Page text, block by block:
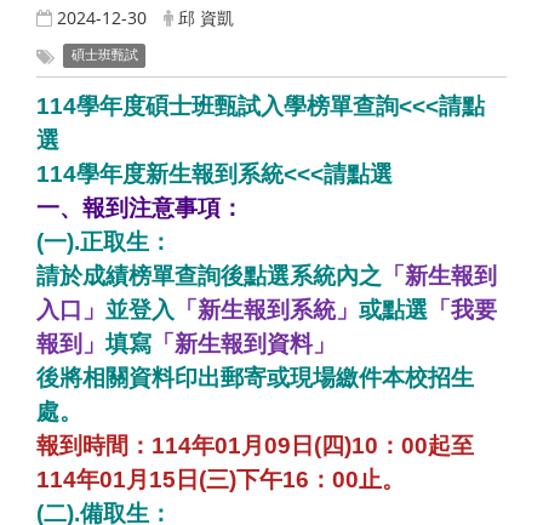
2024-12-30 邱 資凱
碩士班甄試
114學年度碩士班甄試入學榜單查詢<<<請點
選
114學年度新生報到系統<<<請點選
一、報到注意事項：
(一).正取生：
請於成績榜單查詢後點選系統內之 「新生報到
入口」 並登入 「新生報到系統」 或點選 「我要
報到」填寫 「新生報到資料」
後將相關資料印出郵寄或現場繳件本校招生
處。
報到時間：114年01月09日(四)10：00起至
114年01月15日(三)下午16：00止。
(二).備取生：